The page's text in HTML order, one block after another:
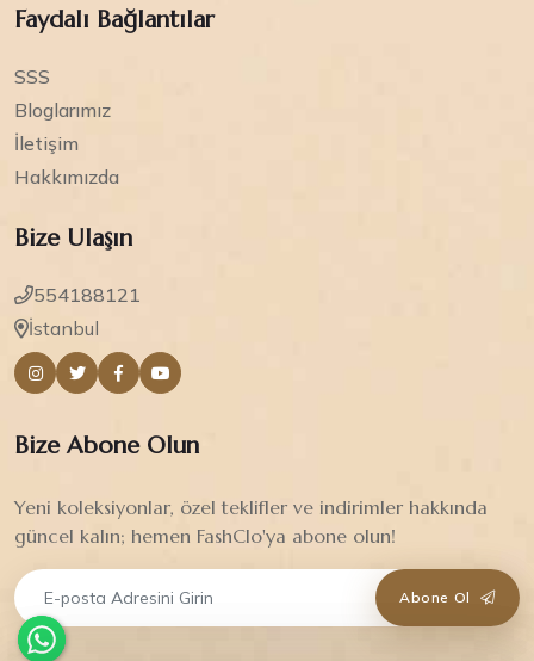
Faydalı Bağlantılar
SSS
Bloglarımız
İletişim
Hakkımızda
Bize Ulaşın
554188121
İstanbul
Bize Abone Olun
Yeni koleksiyonlar, özel teklifler ve indirimler hakkında
güncel kalın; hemen FashClo'ya abone olun!
Abone Ol